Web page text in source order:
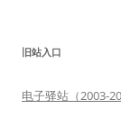
旧站入口
电子驿站（2003-